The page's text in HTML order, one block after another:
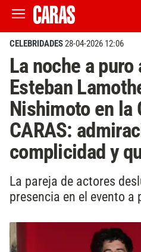
CELEBRIDADES28-04-2026 12:06
La noche a puro
Esteban
Nishimoto en la
CARAS:
complicidad y
La pareja de actores
presencia en el evento a